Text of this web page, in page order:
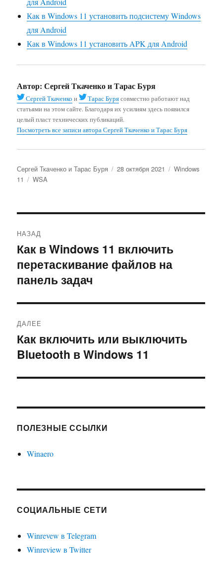
Как в Windows 11 установить подсистему Windows
для Android
Как в Windows 11 установить APK для Android
Автор: Сергей Ткаченко и Тарас Буря
Сергей Ткаченко и Тарас Бурясовместно работают над
статьями на этом сайте. Благодаря их усилиям здесь появился
целый пласт технических публикаций.
Посмотреть все записи автора Сергей Ткаченко и Тарас Буря
Автор
Сергей Ткаченко и Тарас Буря Опубликовано
28 октября 2021 Рубрики
Windows
11
Метки
WSA
по
записям
НАЗАД
Предыдущая
запись:
Как в Windows 11 включить
перетаскивание файлов на
панель задач
ДАЛЕЕ
Следующая
запись:
Как включить или выключить
Bluetooth в Windows 11
ПОЛЕЗНЫЕ ССЫЛКИ
Winaero
СОЦИАЛЬНЫЕ СЕТИ
Winrevew в Telegram
Winreview в Twitter